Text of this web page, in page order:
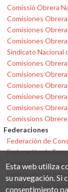
Comissió Obrera
Comisiones
Comisiones
Comisiones
Sindicato Nacional
Comisiones
Comisiones
Comisiones
Comisiones
Comisiones
Comissions
Federaciones
Federación de
Federación de
Federación de
Federación de
Federación de
Esta web utiliza
su navegación. Si
consentimiento